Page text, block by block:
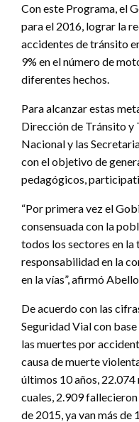
Con este Programa, el
para el 2016, lograr la
accidentes de tránsito
9% en el número de
diferentes hechos.
Para alcanzar estas
Dirección de Tránsito y
Nacional y las
con el objetivo de
pedagógicos,
“Por primera vez el
consensuada con la
todos los sectores en
responsabilidad en la
en la vías”, afirmó
De acuerdo con las
Seguridad Vial con
las muertes por
causa de muerte
últimos 10 años,
cuales, 2.909
de 2015, ya van más